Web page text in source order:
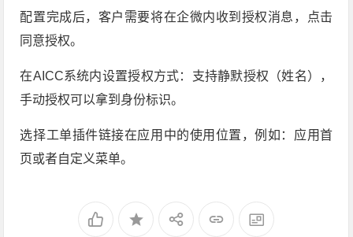
配置完成后，客户需要将在企微内收到授权消息，点击
同意授权。
在AICC系统内设置授权方式：支持静默授权（姓名），
手动授权可以拿到身份标识。
选择工单插件链接在应用中的使用位置，例如：应用首
页或者自定义菜单。